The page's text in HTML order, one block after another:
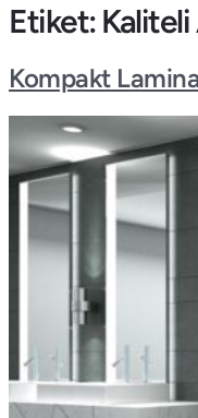
Etiket:
Kompakt